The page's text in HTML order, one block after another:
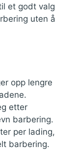
et godt valg
uten å
opp lengre
etter
barbering.
per lading,
barbering.